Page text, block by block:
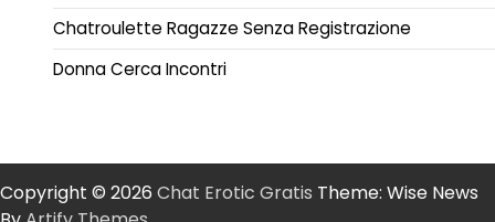
Chatroulette Ragazze Senza Registrazione
Donna Cerca Incontri
Copyright © 2026 Chat Erotic Gratis Theme: Wise News